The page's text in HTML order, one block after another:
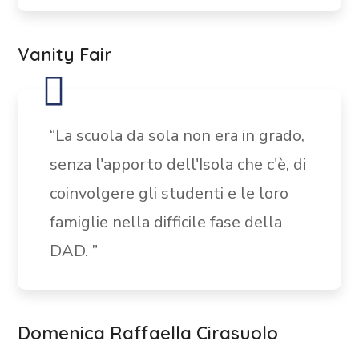
Vanity Fair
“La scuola da sola non era in grado,
senza l'apporto dell'Isola che c'è, di
coinvolgere gli studenti e le loro
famiglie nella difficile fase della
DAD. ”
Domenica Raffaella Cirasuolo